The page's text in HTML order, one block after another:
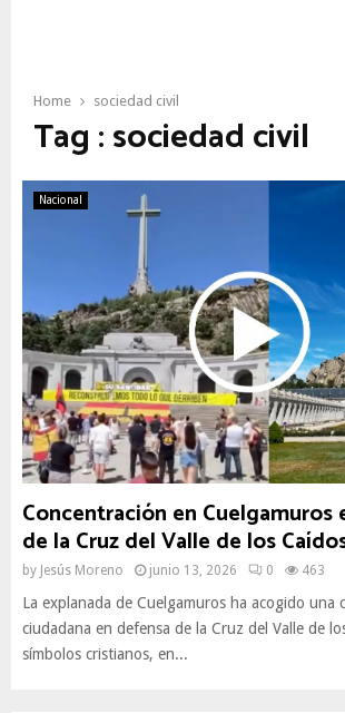
Home sociedad civil
Tag : sociedad civil
Nacional
Concentración en Cuelgamuros
de la Cruz del Valle de los
by Jesús Moreno junio 13, 2026 0 463
La explanada de Cuelgamuros ha acogido una
ciudadana en defensa de la Cruz del Valle de
símbolos cristianos, en...